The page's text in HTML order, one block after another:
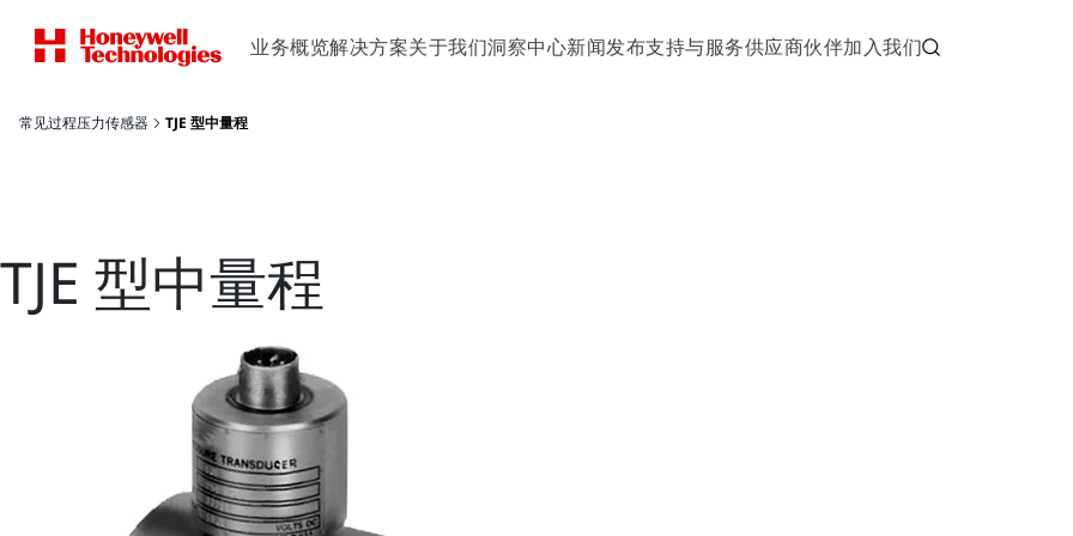
业务概览解决方案关于我们洞察中心新闻发布支持与服务供应商伙伴加入我们
常见过程压力传感器 TJE 型中量程
TJE 型中量程